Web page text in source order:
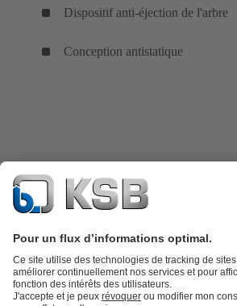
Dispositif anti-éjection de l'arbre
Conception antistatique